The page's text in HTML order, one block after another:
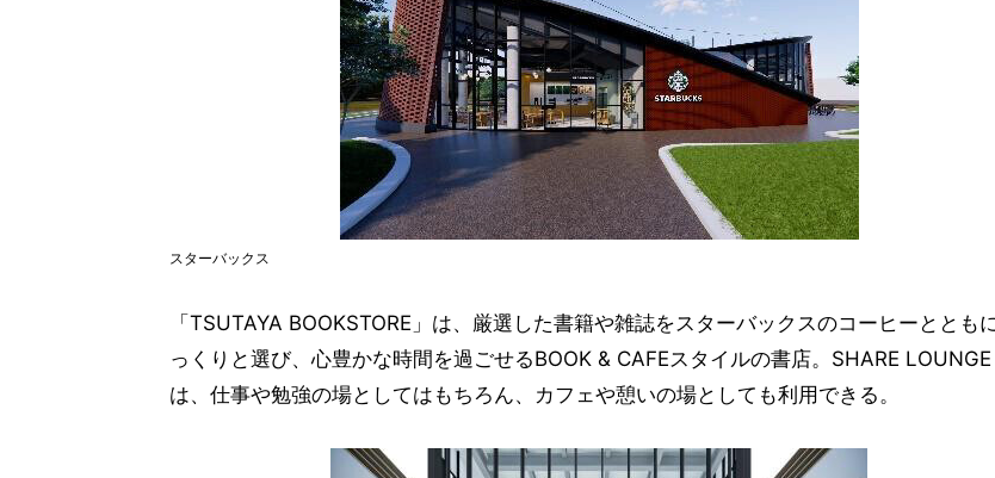
スターバックス
「TSUTAYA BOOKSTORE」は、厳選した書籍や雑誌をスターバックスのコーヒーととも
っくりと選び、心豊かな時間を過ごせるBOOK & CAFEスタイルの書店。SHARE LOUNGE
は、仕事や勉強の場としてはもちろん、カフェや憩いの場としても利用できる。